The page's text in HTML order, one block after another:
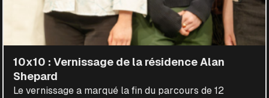
10x10 : Vernissage de la résidence Alan
Shepard
Le vernissage a marqué la fin du parcours de 12